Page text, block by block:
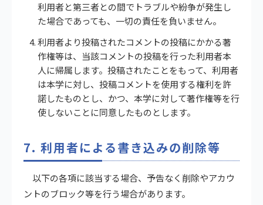
利用者と第三者との間でトラブルや紛争が発生し
た場合であっても、一切の責任を負いません。
利用者より投稿されたコメントの投稿にかかる著
作権等は、当該コメントの投稿を行った利用者本
人に帰属します。投稿されたことをもって、利用者
は本学に対し、投稿コメントを使用する権利を許
諾したものとし、かつ、本学に対して著作権等を行
使しないことに同意したものとします。
7. 利用者による書き込みの削除等
以下の各項に該当する場合、予告なく削除やアカウ
ントのブロック等を行う場合があります。